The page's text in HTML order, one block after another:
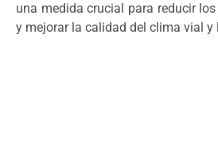
una medida crucial para reducir
y mejorar la calidad del clima vial y